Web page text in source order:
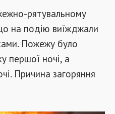
рятувальному
на подію виїжджали
Пожежу було
першої ночі, а
Причина загоряння